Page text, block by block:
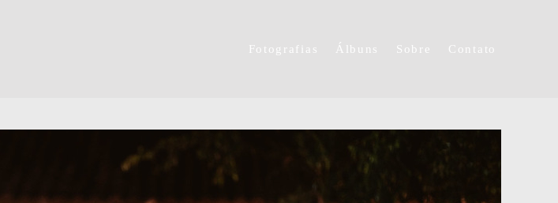
Fotografias Álbuns Sobre Contato